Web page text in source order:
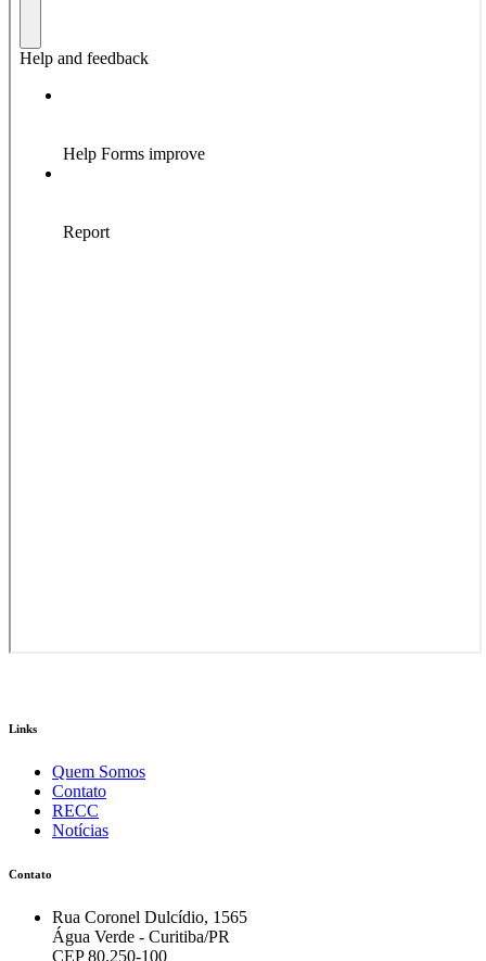
Links
Quem Somos
Contato
RECC
Notícias
Contato
Rua Coronel Dulcídio, 1565
Água Verde - Curitiba/PR
CEP 80.250-100